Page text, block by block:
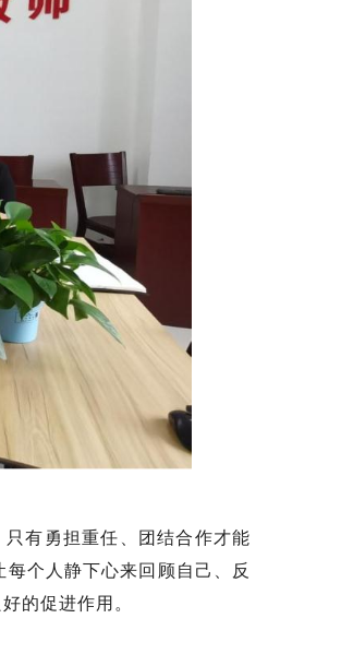
有勇担重任、团结合作才能
个人静下心来回顾自己、反
的促进作用。